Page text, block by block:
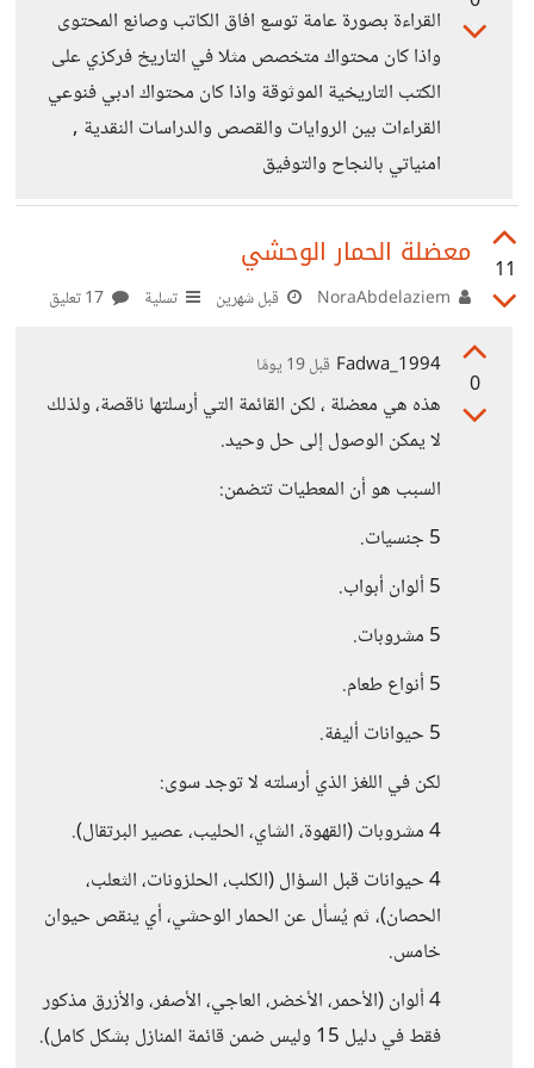
القراءة بصورة عامة توسع افاق الكاتب وصانع المحتوى
واذا كان محتواك متخصص مثلا في التاريخ فركزي على
الكتب التاريخية الموثوقة واذا كان محتواك ادبي فنوعي
القراءات بين الروايات والقصص والدراسات النقدية ,
امنياتي بالنجاح والتوفيق
11 معضلة الحمار الوحشي
قبل شهرين تسلية
0
Fadwa_1994 قبل 19 يومًا
هذه هي معضلة ، لكن القائمة التي أرسلتها ناقصة، ولذلك
لا يمكن الوصول إلى حل وحيد.
السبب هو أن المعطيات تتضمن:
5 جنسيات.
5 ألوان أبواب.
5 مشروبات.
5 أنواع طعام.
5 حيوانات أليفة.
لكن في اللغز الذي أرسلته لا توجد سوى:
4 مشروبات (القهوة، الشاي، الحليب، عصير البرتقال).
4 حيوانات قبل السؤال (الكلب، الحلزونات، الثعلب،
الحصان)، ثم يُسأل عن الحمار الوحشي، أي ينقص حيوان
خامس.
4 ألوان (الأحمر، الأخضر، العاجي، الأصفر، والأزرق مذكور
فقط في دليل 15 وليس ضمن قائمة المنازل بشكل كامل).